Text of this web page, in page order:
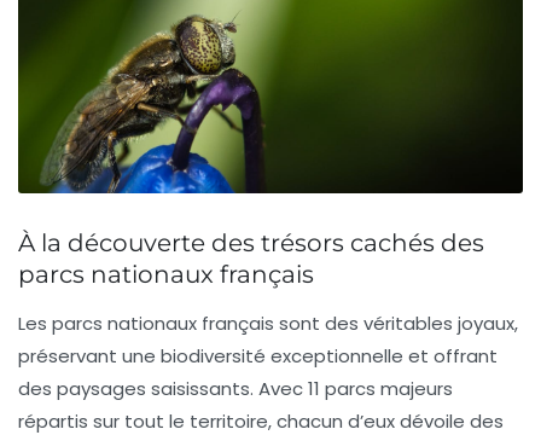
À la découverte des trésors cachés des
parcs nationaux français
Les parcs nationaux français sont des véritables joyaux,
préservant une biodiversité exceptionnelle et offrant
des paysages saisissants. Avec 11 parcs majeurs
répartis sur tout le territoire, chacun d’eux dévoile des